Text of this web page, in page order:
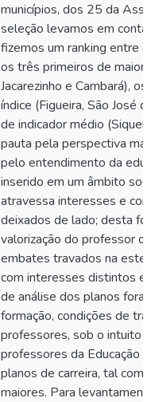
municípios, dos 25 da
seleção levamos em conta
fizemos um ranking entre
os três primeiros de maior
Jacarezinho e Cambará),
índice (Figueira, São José
de indicador médio
pauta pela perspectiva
pelo entendimento da
inserido em um âmbito
atravessa interesses e
deixados de lado; desta
valorização do professor
embates travados na
com interesses distintos e
de análise dos planos
formação, condições de
professores, sob o intuito
professores da Educação
planos de carreira, tal
maiores. Para